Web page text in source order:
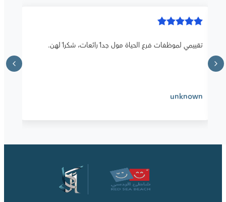
تقييمي لموظفات فرع الحياة مول جداً رائعات، شكراً لهن.
unknown